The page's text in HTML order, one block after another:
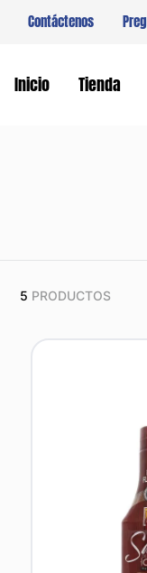
Contáctenos
Inicio Tienda
5 PRODUCTOS